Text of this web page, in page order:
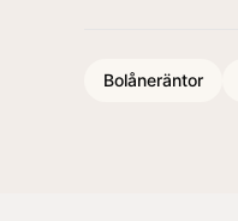
Bolåneräntor